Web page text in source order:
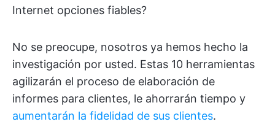
Internet opciones fiables?
No se preocupe, nosotros ya hemos hecho la
investigación por usted. Estas 10 herramientas
agilizarán el proceso de elaboración de
informes para clientes, le ahorrarán tiempo y
aumentarán la fidelidad de sus clientes.